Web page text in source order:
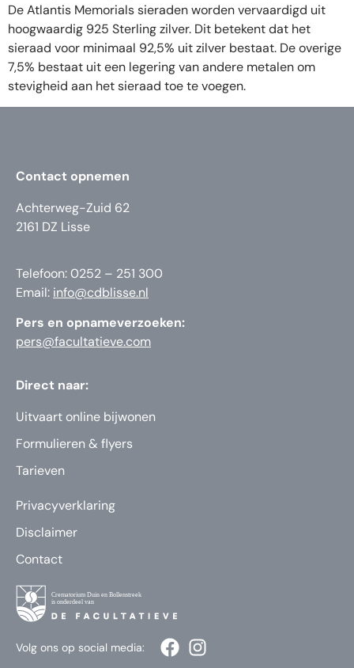
De Atlantis Memorials sieraden worden vervaardigd uit
hoogwaardig 925 Sterling zilver. Dit betekent dat het
sieraad voor minimaal 92,5% uit zilver bestaat. De overige
7,5% bestaat uit een legering van andere metalen om
stevigheid aan het sieraad toe te voegen.
Contact opnemen
Achterweg-Zuid 62
2161 DZ Lisse
Telefoon: 0252 – 251 300
Email: info@cdblisse.nl
Pers en opnameverzoeken:
pers@facultatieve.com
Direct naar:
Uitvaart online bijwonen
Formulieren & flyers
Tarieven
Privacyverklaring
Disclaimer
Contact
Volg ons op social media: